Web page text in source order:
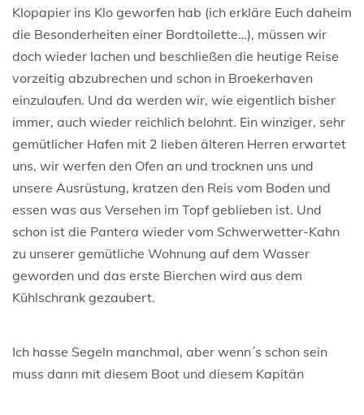
Klopapier ins Klo geworfen hab (ich erkläre Euch daheim
die Besonderheiten einer Bordtoilette…), müssen wir
doch wieder lachen und beschließen die heutige Reise
vorzeitig abzubrechen und schon in Broekerhaven
einzulaufen. Und da werden wir, wie eigentlich bisher
immer, auch wieder reichlich belohnt. Ein winziger, sehr
gemütlicher Hafen mit 2 lieben älteren Herren erwartet
uns, wir werfen den Ofen an und trocknen uns und
unsere Ausrüstung, kratzen den Reis vom Boden und
essen was aus Versehen im Topf geblieben ist. Und
schon ist die Pantera wieder vom Schwerwetter-Kahn
zu unserer gemütliche Wohnung auf dem Wasser
geworden und das erste Bierchen wird aus dem
Kühlschrank gezaubert.
Ich hasse Segeln manchmal, aber wenn´s schon sein
muss dann mit diesem Boot und diesem Kapitän